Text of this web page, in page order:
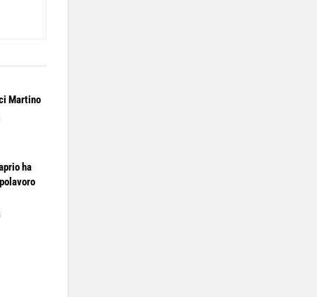
Martino
ha